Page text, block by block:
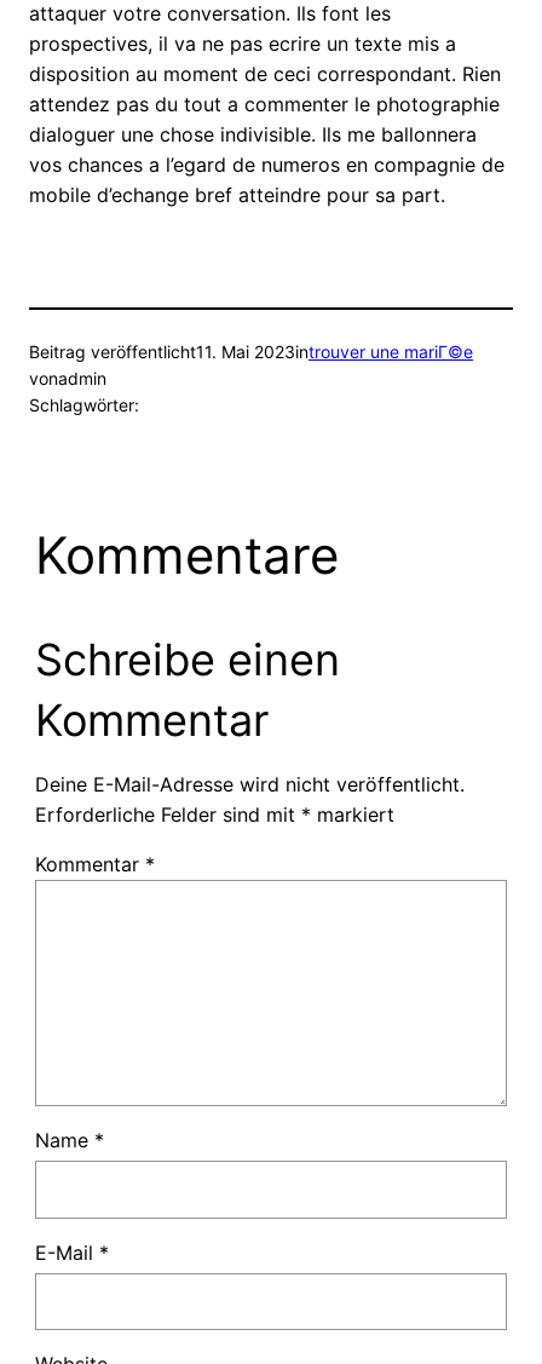
attaquer votre conversation. Ils font les
prospectives, il va ne pas ecrire un texte mis a
disposition au moment de ceci correspondant. Rien
attendez pas du tout a commenter le photographie
dialoguer une chose indivisible. Ils me ballonnera
vos chances a l’egard de numeros en compagnie de
mobile d’echange bref atteindre pour sa part.
Beitrag veröffentlicht11. Mai 2023introuver une mariГ©e
vonadmin
Schlagwörter:
Kommentare
Schreibe einen
Kommentar
Deine E-Mail-Adresse wird nicht veröffentlicht.
Erforderliche Felder sind mit * markiert
Kommentar *
Name *
E-Mail *